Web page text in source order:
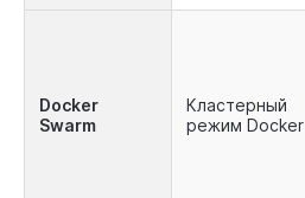
Docker
Swarm
Кластерный
режим Docker